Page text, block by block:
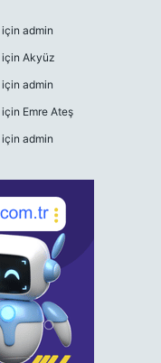
için admin
için Akyüz
için admin
için Emre Ateş
için admin